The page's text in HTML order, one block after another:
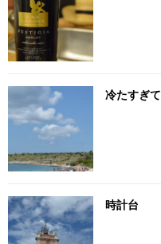
冷たすぎて
時計台